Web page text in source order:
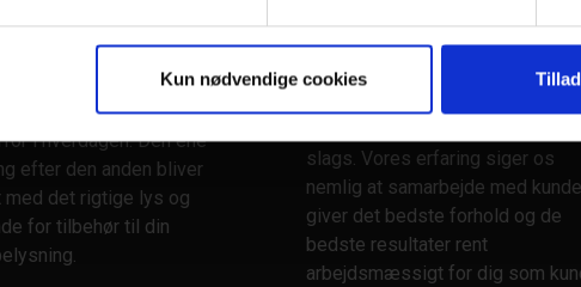
Kun nødvendige cookies
ikke bygge på med tilbehør
gør dit udstyr endnu
til de opgaver, du
i hverdagen. Den ene
efter den anden bliver
det rigtige lys og
for tilbehør til din
liv med sikkerhed. I Stennevad
sidder kundeservice klar med de
slags. Vores erfaring siger os
nemlig at samarbejde med
giver det bedste forhold og de
bedste resultater rent
arbejdsmæssigt for dig som